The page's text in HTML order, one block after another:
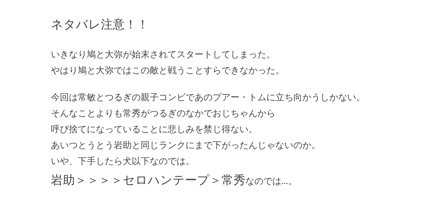
ネタバレ注意！！
いきなり鳩と大弥が始末されてスタートしてしまった。
やはり鳩と大弥ではこの敵と戦うことすらできなかった。
今回は常敏とつるぎの親子コンビであのプアー・トムに立ち向かうしかない。
そんなことよりも常秀がつるぎのなかでおじちゃんから
呼び捨てになっていることに悲しみを禁じ得ない。
あいつとうとう岩助と同じランクにまで下がったんじゃないのか。
いや、下手したら犬以下なのでは。
岩助＞＞＞＞セロハンテープ＞常秀なのでは…。